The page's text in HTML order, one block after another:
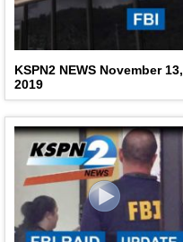
KSPN2 NEWS November 13,
2019